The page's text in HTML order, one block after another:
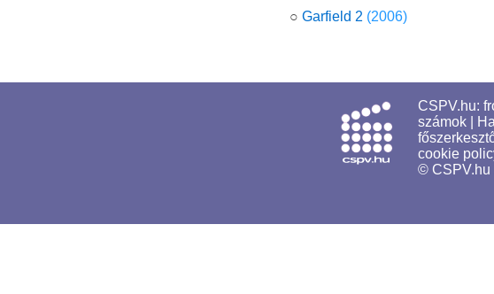
○ Garfield 2 (2006)
CSPV.hu:
számok
cookie
© CSPV.hu